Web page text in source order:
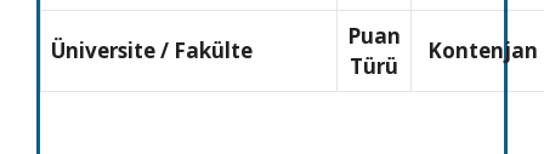
Üniversite / Fakülte
Puan
Türü
Kontenjan